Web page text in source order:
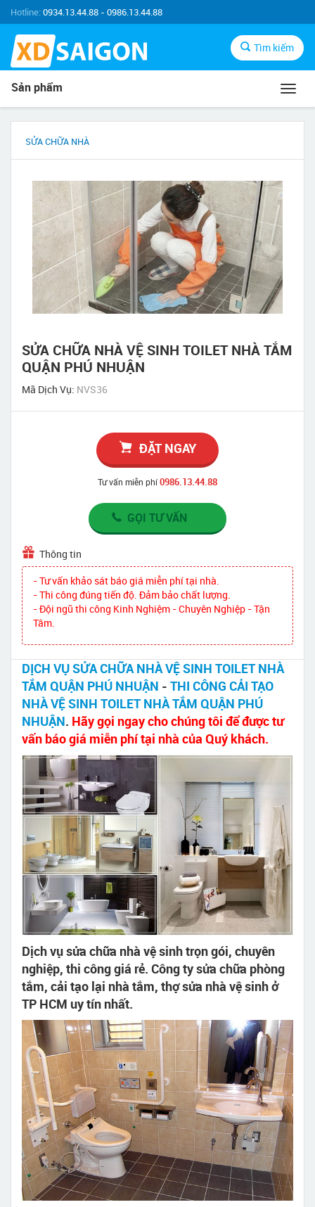
Hotline:0934.13.44.88 - 0986.13.44.88
Tìm kiếm
Sản phẩm
SỬA CHỮA NHÀ
SỬA CHỮA NHÀ VỆ SINH TOILET NHÀ TẮM
QUẬN PHÚ NHUẬN
Mã Dịch Vụ: NVS36
ĐẶT NGAY
Tư vấn miễn phí0986.13.44.88
GỌI TƯ VẤN
Thông tin
- Tư vấn khảo sát báo giá miễn phí tại nhà.
- Thi công đúng tiến độ. Đảm bảo chất lượng.
- Đội ngũ thi công Kinh Nghiệm - Chuyên Nghiệp - Tận
Tâm.
DỊCH VỤ SỬA CHỮA NHÀ VỆ SINH TOILET NHÀ
TẮM QUẬN PHÚ NHUẬN - THI CÔNG CẢI TẠO
NHÀ VỆ SINH TOILET NHÀ TẮM QUẬN PHÚ
NHUẬN. Hãy gọi ngay cho chúng tôi để được tư
vấn báo giá miễn phí tại nhà của Quý khách.
Dịch vụ sửa chữa nhà vệ sinh trọn gói, chuyên
nghiệp, thi công giá rẻ. Công ty sửa chữa phòng
tắm, cải tạo lại nhà tắm, thợ sửa nhà vệ sinh ở
TP HCM uy tín nhất.